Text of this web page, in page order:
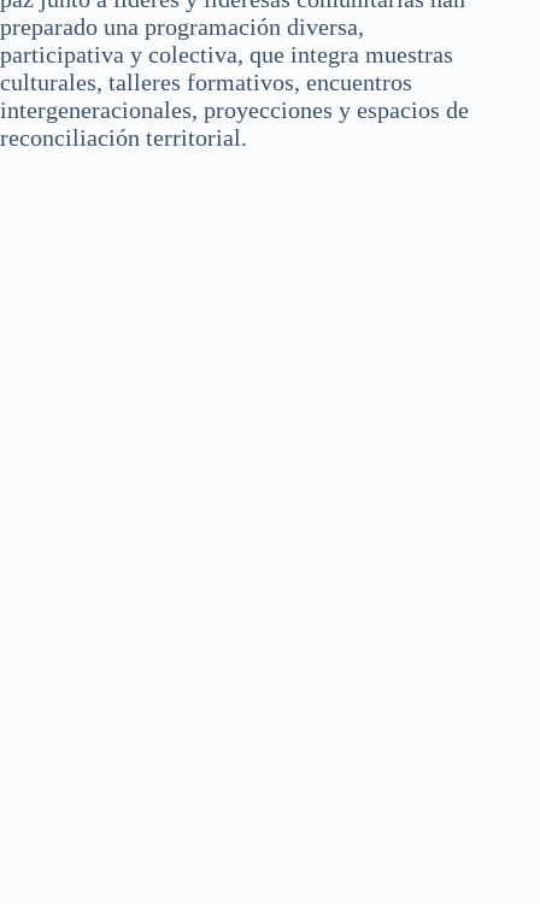
preparado una programación diversa,
participativa y colectiva, que integra muestras
culturales, talleres formativos, encuentros
intergeneracionales, proyecciones y espacios de
reconciliación territorial.